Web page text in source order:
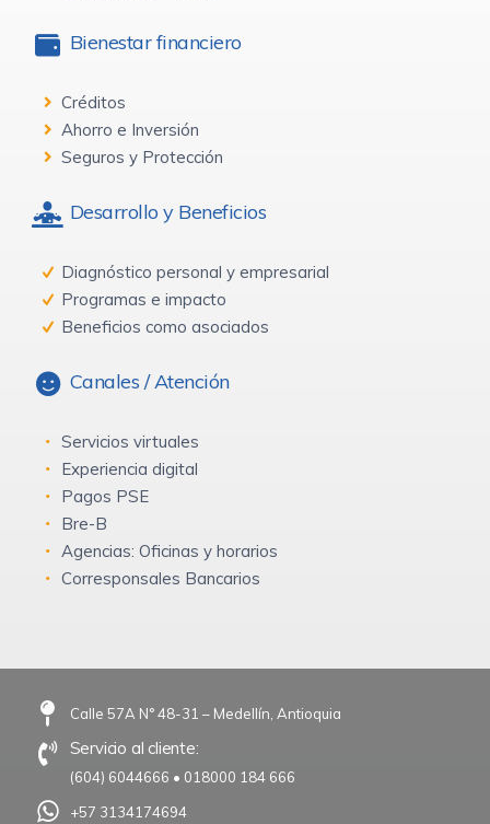
Bienestar financiero
Créditos
Ahorro e Inversión
Seguros y Protección
Desarrollo y Beneficios
Diagnóstico personal y empresarial
Programas e impacto
Beneficios como asociados
Canales / Atención
Servicios virtuales
Experiencia digital
Pagos PSE
Bre-B
Agencias: Oficinas y horarios
Corresponsales Bancarios
Calle 57A N° 48-31 – Medellín, Antioquia
Servicio al cliente:
(604) 6044666 • 018000 184 666
+57 3134174694